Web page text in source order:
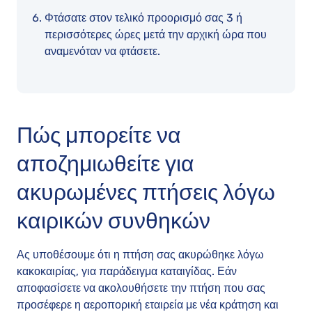
Φτάσατε στον τελικό προορισμό σας 3 ή
περισσότερες ώρες μετά την αρχική ώρα που
αναμενόταν να φτάσετε.
Πώς μπορείτε να
αποζημιωθείτε για
ακυρωμένες πτήσεις λόγω
καιρικών συνθηκών
Ας υποθέσουμε ότι η πτήση σας ακυρώθηκε λόγω
κακοκαιρίας, για παράδειγμα καταιγίδας. Εάν
αποφασίσετε να ακολουθήσετε την πτήση που σας
προσέφερε η αεροπορική εταιρεία με νέα κράτηση και